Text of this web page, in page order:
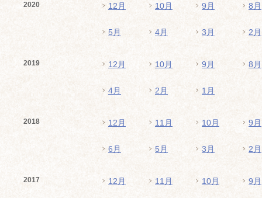
2020 12月 10月 9月 8月
5月 4月 3月 2月
2019 12月 10月 9月 8月
4月 2月 1月
2018 12月 11月 10月 9月
6月 5月 3月 2月
2017 12月 11月 10月 9月